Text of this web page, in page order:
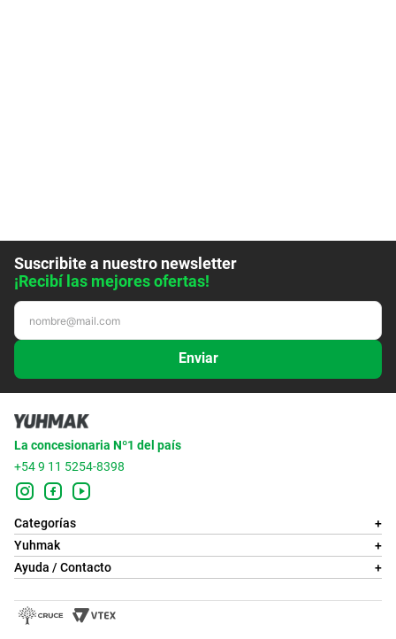
Suscribite a nuestro newsletter
¡Recibí las mejores ofertas!
Enviar
La concesionaria Nº1 del país
+54 9 11 5254-8398
Categorías
+
Yuhmak
+
Ayuda / Contacto
+